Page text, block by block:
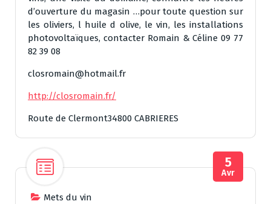
d’ouverture du magasin …pour toute question sur
les oliviers, l huile d olive, le vin, les installations
photovoltaïques, contacter Romain & Céline 09 77
82 39 08
closromain@hotmail.fr
http://closromain.fr/
Route de Clermont34800 CABRIERES
Mets du vin
5
Avr